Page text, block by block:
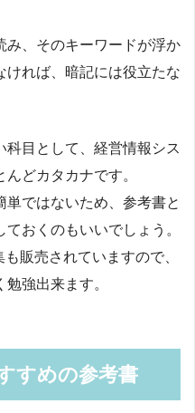
み、そのキーワードが浮か
ければ、暗記には役立たな
科目として、経営情報シス
どカタカナです。
単ではないため、参考書と
おくのもいいでしょう。
販売されていますので、
強出来ます。
すめの参考書